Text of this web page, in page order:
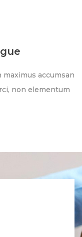
accumsan
non elementum